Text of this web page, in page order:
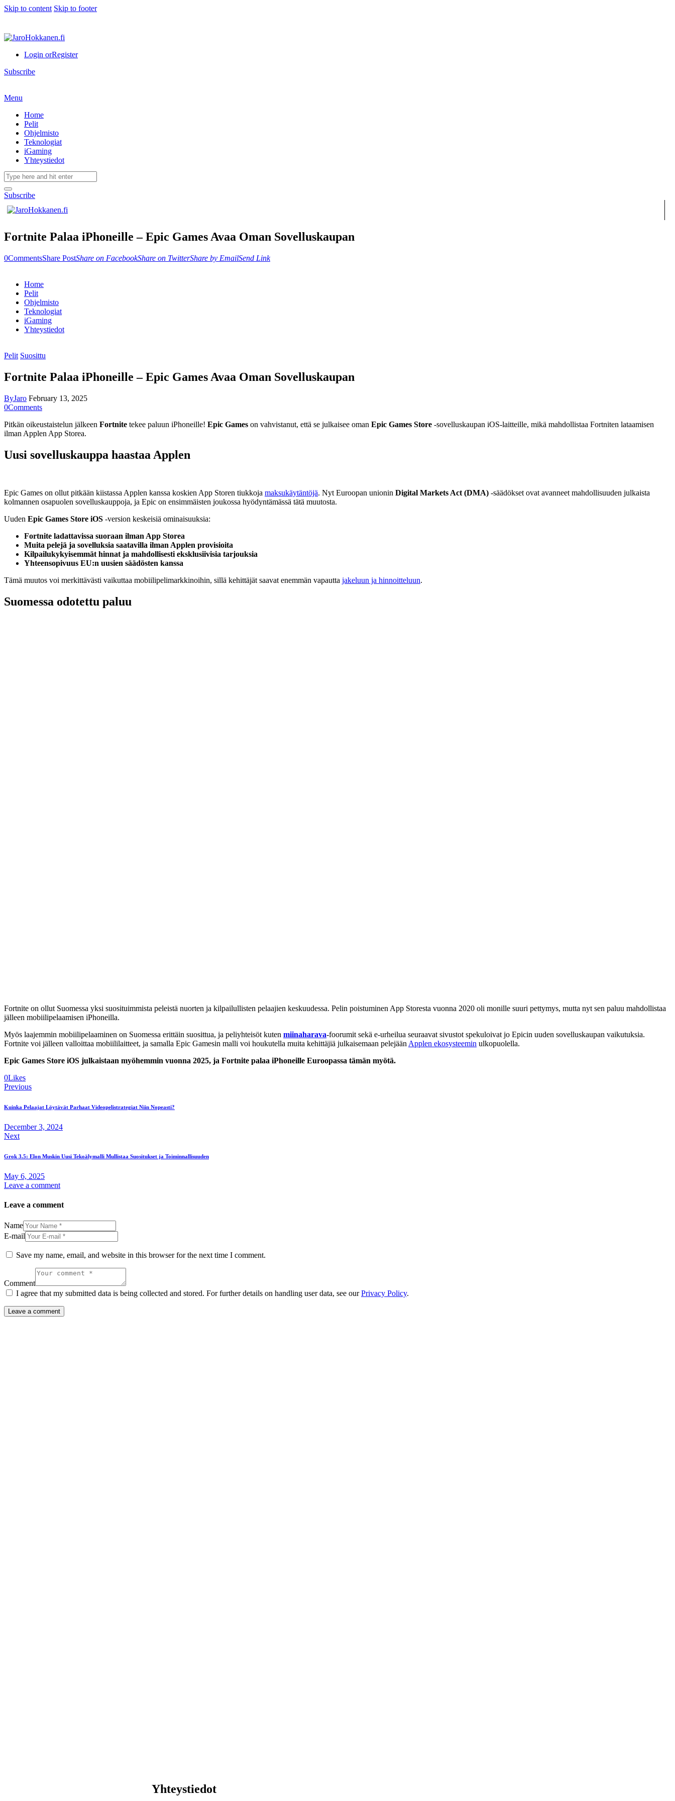
Skip to content Skip to footer
Login orRegister
Subscribe
Menu
Home
Pelit
Ohjelmisto
Teknologiat
iGaming
Yhteystiedot
Subscribe
Fortnite Palaa iPhoneille – Epic Games Avaa Oman Sovelluskaupan
0CommentsShare PostShare on FacebookShare on TwitterShare by EmailSend Link
Home
Pelit
Ohjelmisto
Teknologiat
iGaming
Yhteystiedot
Pelit Suosittu
Fortnite Palaa iPhoneille – Epic Games Avaa Oman Sovelluskaupan
ByJaro February 13, 2025
0Comments
Pitkän oikeustaistelun jälkeen Fortnite tekee paluun iPhoneille! Epic Games on vahvistanut, että se julkaisee oman Epic Games Store -sovelluskaupan iOS-laitteille, mikä mahdollistaa Fortniten lataamisen
ilman Applen App Storea.
Uusi sovelluskauppa haastaa Applen
Epic Games on ollut pitkään kiistassa Applen kanssa koskien App Storen tiukkoja maksukäytäntöjä. Nyt Euroopan unionin Digital Markets Act (DMA) -säädökset ovat avanneet mahdollisuuden julkaista
kolmannen osapuolen sovelluskauppoja, ja Epic on ensimmäisten joukossa hyödyntämässä tätä muutosta.
Uuden Epic Games Store iOS -version keskeisiä ominaisuuksia:
Fortnite ladattavissa suoraan ilman App Storea
Muita pelejä ja sovelluksia saatavilla ilman Applen provisioita
Kilpailukykyisemmät hinnat ja mahdollisesti eksklusiivisia tarjouksia
Yhteensopivuus EU:n uusien säädösten kanssa
Tämä muutos voi merkittävästi vaikuttaa mobiilipelimarkkinoihin, sillä kehittäjät saavat enemmän vapautta jakeluun ja hinnoitteluun.
Suomessa odotettu paluu
Fortnite on ollut Suomessa yksi suosituimmista peleistä nuorten ja kilpailullisten pelaajien keskuudessa. Pelin poistuminen App Storesta vuonna 2020 oli monille suuri pettymys, mutta nyt sen paluu mahdollistaa
jälleen mobiilipelaamisen iPhoneilla.
Myös laajemmin mobiilipelaaminen on Suomessa erittäin suosittua, ja peliyhteisöt kuten miinaharava-foorumit sekä e-urheilua seuraavat sivustot spekuloivat jo Epicin uuden sovelluskaupan vaikutuksia.
Fortnite voi jälleen valloittaa mobiililaitteet, ja samalla Epic Gamesin malli voi houkutella muita kehittäjiä julkaisemaan pelejään Applen ekosysteemin ulkopuolella.
Epic Games Store iOS julkaistaan myöhemmin vuonna 2025, ja Fortnite palaa iPhoneille Euroopassa tämän myötä.
0Likes
Post
navigation
Previous
Kuinka Pelaajat Löytävät Parhaat Videopelistrategiat Niin Nopeasti?
December 3, 2024
Next
Grok 3.5: Elon Muskin Uusi Tekoälymalli Mullistaa Suositukset ja Toiminnallisuuden
May 6, 2025
Leave a comment
Leave a comment
Name
E-mail
Save my name, email, and website in this browser for the next time I comment.
Comment
I agree that my submitted data is being collected and stored. For further details on handling user data, see ourPrivacy Policy.
Yhteystiedot